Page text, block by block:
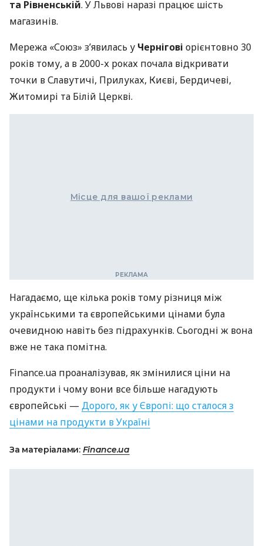
та Рівненській. У Львові наразі працює шість
магазинів.
Мережа «Союз» з’явилась у Чернігові орієнтовно 30
років тому, а в 2000-х роках почала відкривати
точки в Славутичі, Прилуках, Києві, Бердичеві,
Житомирі та Білій Церкві.
Місце для вашої реклами
Нагадаємо, ще кілька років тому різниця між
українськими та європейськими цінами була
очевидною навіть без підрахунків. Сьогодні ж вона
вже не така помітна.
Finance.ua проаналізував, як змінилися ціни на
продукти і чому вони все більше нагадують
європейські — Дорого, як у Європі: що сталося з
цінами на продукти в Україні
За матеріалами: Finance.ua